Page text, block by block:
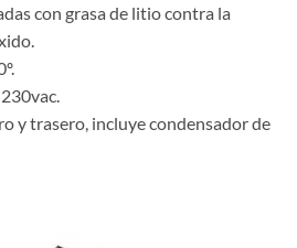
con grasa de litio contra la
y trasero, incluye condensador de